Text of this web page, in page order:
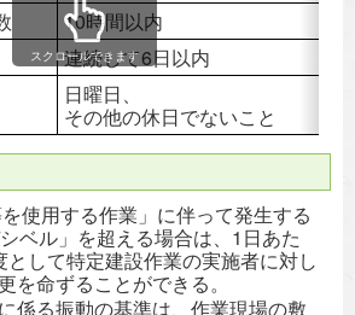
10時間以内
連続して6日以内
日曜日、
その他の休日でないこと
スクロールできます
を使用する作業」に伴って発生する
ベル」を超える場合は、1日あた
として特定建設作業の実施者に対し
を命ずることができる。
係る振動の基準は、作業現場の敷